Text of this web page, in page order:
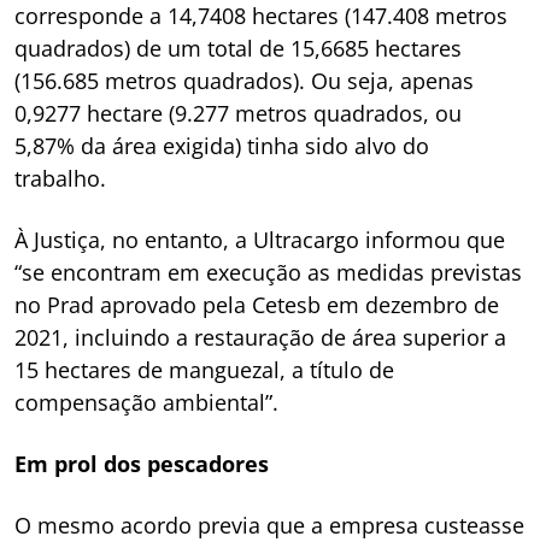
corresponde a 14,7408 hectares (147.408 metros
quadrados) de um total de 15,6685 hectares
(156.685 metros quadrados). Ou seja, apenas
0,9277 hectare (9.277 metros quadrados, ou
5,87% da área exigida) tinha sido alvo do
trabalho.
À Justiça, no entanto, a Ultracargo informou que
“se encontram em execução as medidas previstas
no Prad aprovado pela Cetesb em dezembro de
2021, incluindo a restauração de área superior a
15 hectares de manguezal, a título de
compensação ambiental”.
Em prol dos pescadores
O mesmo acordo previa que a empresa custeasse